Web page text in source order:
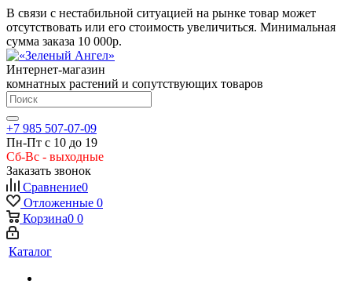
В связи с нестабильной ситуацией на рынке товар может
отсутствовать или его стоимость увеличиться. Минимальная
сумма заказа 10 000р.
Интернет-магазин
комнатных растений и сопутствующих товаров
+7 985 507-07-09
Пн-Пт с 10 до 19
Сб-Вс - выходные
Заказать звонок
Сравнение0
Отложенные 0
Корзина0 0
Каталог